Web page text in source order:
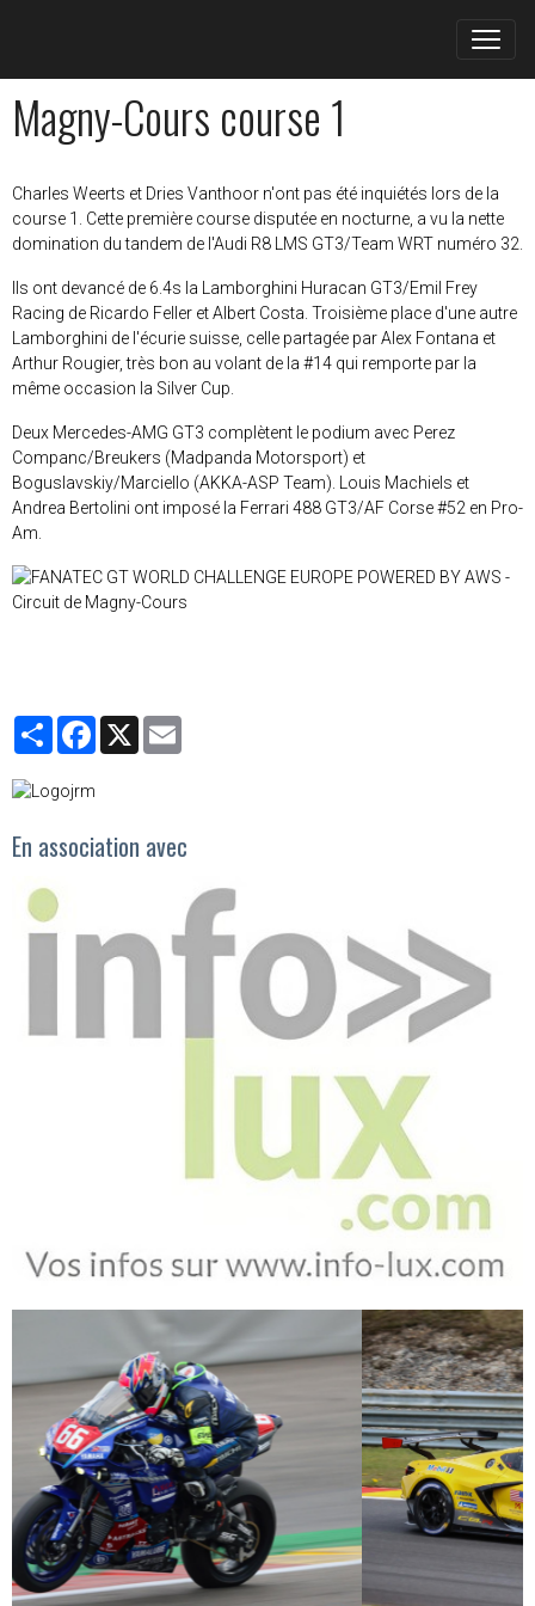
Magny-Cours course 1
Charles Weerts et Dries Vanthoor n'ont pas été inquiétés lors de la
course 1. Cette première course disputée en nocturne, a vu la nette
domination du tandem de l'Audi R8 LMS GT3/Team WRT numéro 32.
Ils ont devancé de 6.4s la Lamborghini Huracan GT3/Emil Frey
Racing de Ricardo Feller et Albert Costa. Troisième place d'une autre
Lamborghini de l'écurie suisse, celle partagée par Alex Fontana et
Arthur Rougier, très bon au volant de la #14 qui remporte par la
même occasion la Silver Cup.
Deux Mercedes-AMG GT3 complètent le podium avec Perez
Companc/Breukers (Madpanda Motorsport) et
Boguslavskiy/Marciello (AKKA-ASP Team). Louis Machiels et
Andrea Bertolini ont imposé la Ferrari 488 GT3/AF Corse #52 en Pro-
Am.
PartagerFacebook
X
En association avec